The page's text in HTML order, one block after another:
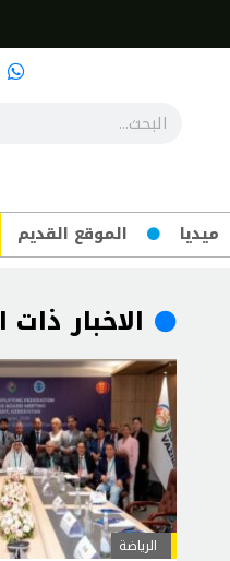
ميديا الموقع القديم
الاخبار
الرياضة